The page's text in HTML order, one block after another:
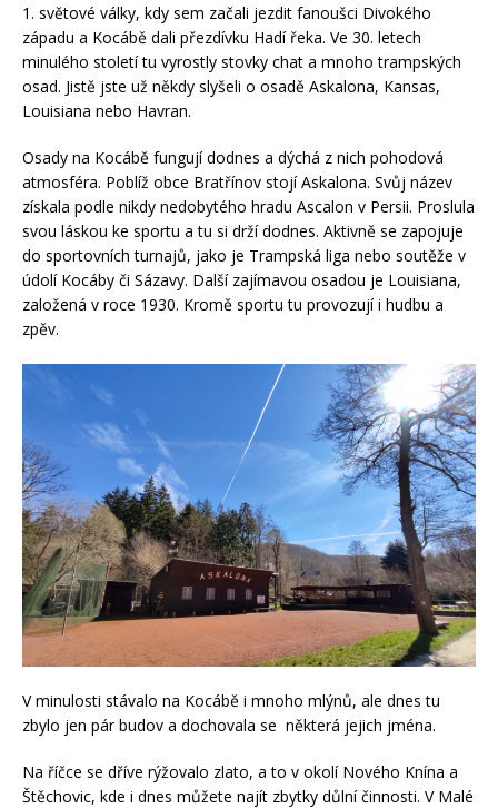
1. světové války, kdy sem začali jezdit fanoušci Divokého
západu a Kocábě dali přezdívku Hadí řeka. Ve 30. letech
minulého století tu vyrostly stovky chat a mnoho trampských
osad. Jistě jste už někdy slyšeli o osadě Askalona, Kansas,
Louisiana nebo Havran.
Osady na Kocábě fungují dodnes a dýchá z nich pohodová
atmosféra. Poblíž obce Bratřínov stojí Askalona. Svůj název
získala podle nikdy nedobytého hradu Ascalon v Persii. Proslula
svou láskou ke sportu a tu si drží dodnes. Aktivně se zapojuje
do sportovních turnajů, jako je Trampská liga nebo soutěže v
údolí Kocáby či Sázavy. Další zajímavou osadou je Louisiana,
založená v roce 1930. Kromě sportu tu provozují i hudbu a
zpěv.
V minulosti stávalo na Kocábě i mnoho mlýnů, ale dnes tu
zbylo jen pár budov a dochovala se některá jejich jména.
Na říčce se dříve rýžovalo zlato, a to v okolí Nového Knína a
Štěchovic, kde i dnes můžete najít zbytky důlní činnosti. V Malé